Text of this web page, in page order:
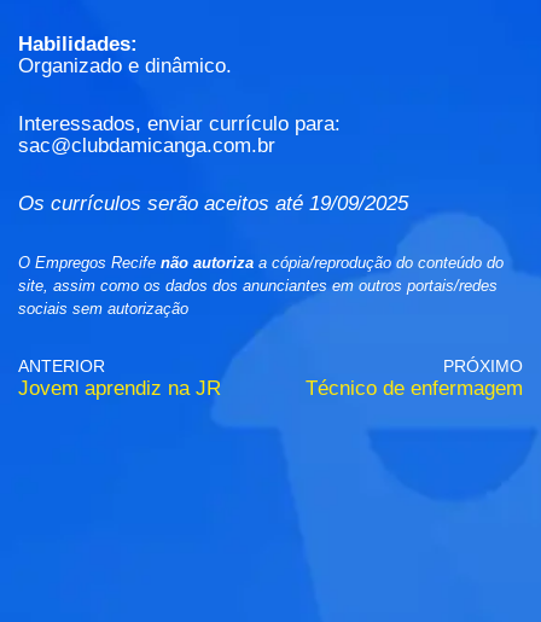
Habilidades:
Organizado e dinâmico.
Interessados, enviar currículo para:
sac@clubdamicanga.com.br
Os currículos serão aceitos até 19/09/2025
O Empregos Recife não autoriza a cópia/reprodução do conteúdo do
site, assim como os dados dos anunciantes em outros portais/redes
sociais sem autorização
ANTERIOR
Jovem aprendiz na JR
PRÓXIMO
Técnico de enfermagem